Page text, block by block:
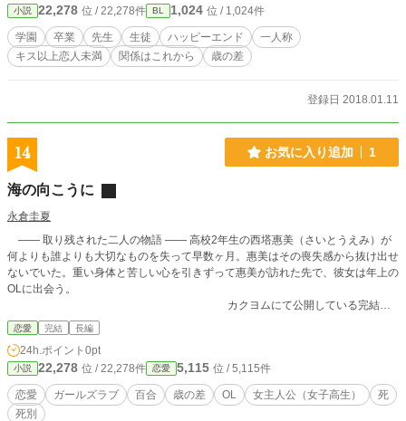
小説 22,278 位 / 22,278件 BL 1,024 位 / 1,024件
学園 卒業 先生 生徒 ハッピーエンド
一人称
キス以上恋人未満
関係はこれから 歳の差
登録日 2018.01.11
14 お気に入り追加 1
海の向こうに
永倉圭夏
―― 取り残された二人の物語 ―― 高校2年生の西塔惠美（さいとうえみ）が
何よりも誰よりも大切なものを失って早数ヶ月。惠美はその喪失感から抜け出せ
ないでいた。重い身体と苦しい心を引きずって惠美が訪れた先で、彼女は年上の
OLに出会う。
カクヨムにて公開している完結済
みの小説です。 ガチ百合恋愛ものにつき耐性のない方にはお勧めできません。
男性は一名しか登場しません。若干の性的描写がありますが、指定が入るほどで
はないかと思います。
恋愛 完結 長編
24h.ポイント 0pt
小説 22,278 位 / 22,278件 恋愛 5,115 位 / 5,115件
恋愛 ガールズラブ 百合 歳の差 OL 女主人公（女子高生）
死
死別